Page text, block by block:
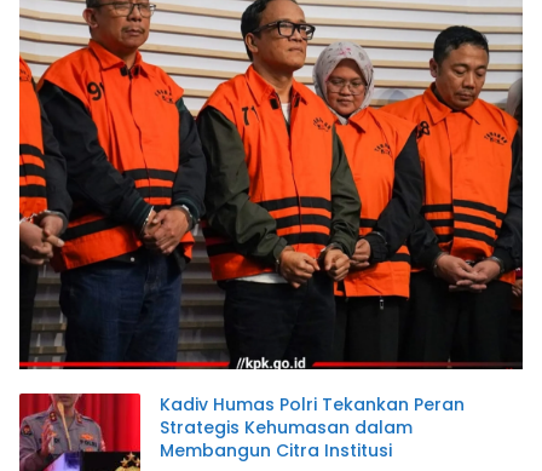
Kadiv Humas Polri Tekankan Peran
Strategis Kehumasan dalam
Membangun Citra Institusi